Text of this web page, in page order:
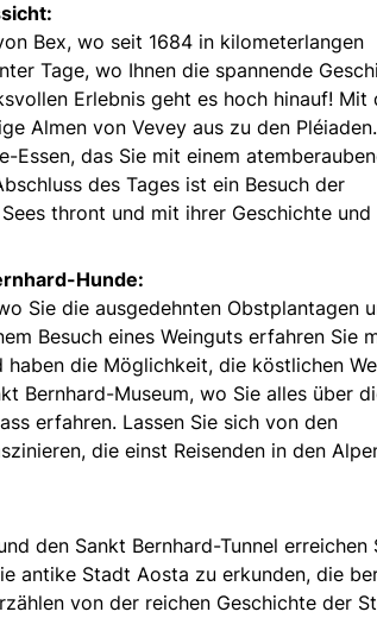
Bex, wo seit 1684 in kilometerlangen
Tage, wo Ihnen die spannende
Erlebnis geht es hoch hinauf! Mit
Almen von Vevey aus zu den
das Sie mit einem
des Tages ist ein Besuch der
thront und mit ihrer Geschichte und
Hunde:
Sie die ausgedehnten Obstplantagen
Besuch eines Weinguts erfahren Sie
die Möglichkeit, die köstlichen
Bernhard-Museum, wo Sie alles über
erfahren. Lassen Sie sich von den
die einst Reisenden in den
den Sankt Bernhard-Tunnel erreichen
antike Stadt Aosta zu erkunden, die
von der reichen Geschichte der